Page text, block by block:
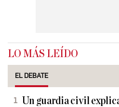
LO MÁS LEÍDO
EL DEBATE
Un guardia civil